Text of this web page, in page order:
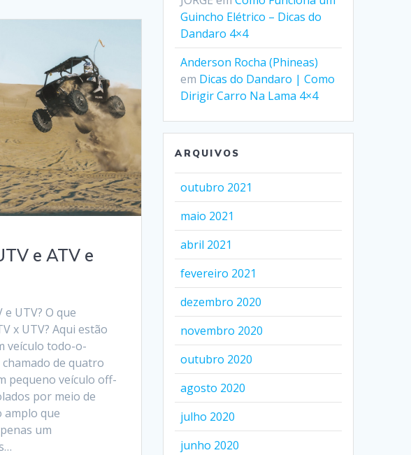
e ATV e
UTV? O que
x UTV? Aqui estão
veículo todo-o-
de quatro
pequeno veículo off-
por meio de
amplo que
um
Guincho Elétrico – Dicas do
Dandaro 4×4
Anderson Rocha (Phineas)
em Dicas do Dandaro | Como
Dirigir Carro Na Lama 4×4
ARQUIVOS
outubro 2021
maio 2021
abril 2021
fevereiro 2021
dezembro 2020
novembro 2020
outubro 2020
agosto 2020
julho 2020
junho 2020